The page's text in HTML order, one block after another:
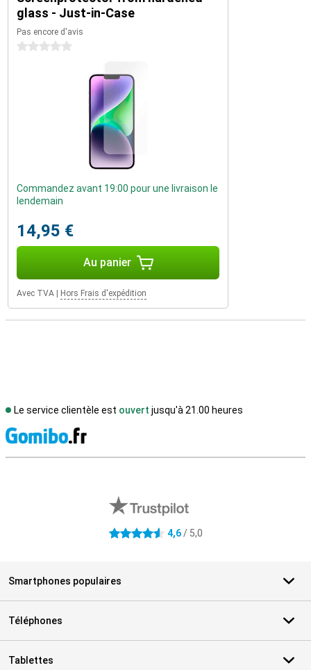
glass - Just-in-Case
Pas encore d'avis
0 étoiles
Commandez avant 19:00 pour une livraison le
lendemain
14,95 €
Au panier
Avec TVA Hors Frais d'expédition
Le service clientèle est ouvert jusqu'à 21.00 heures
4.6 étoiles 4,6/ 5,0
Smartphones populaires
Téléphones
Tablettes